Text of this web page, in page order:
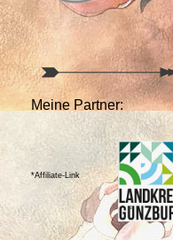
Meine Partner:
*Affiliate-Link